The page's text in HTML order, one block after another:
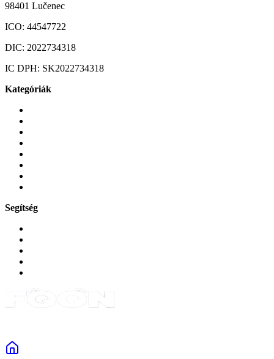
98401 Lučenec
ICO: 44547722
DIC: 2022734318
IC DPH: SK2022734318
Kategóriák
Segítség